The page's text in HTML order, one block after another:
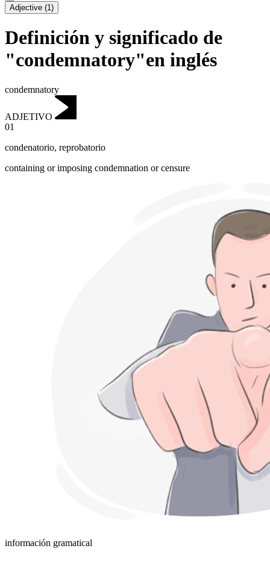
Adjective (1)
Definición y significado de
"condemnatory"en inglés
condemnatory
ADJETIVO
01
condenatorio, reprobatorio
containing or imposing condemnation or censure
información gramatical